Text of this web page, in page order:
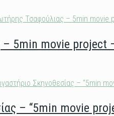
5min movie project
– “5min movie